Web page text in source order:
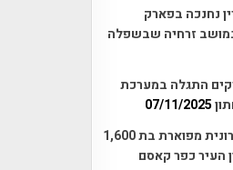
נחנכה בפארק
זרחיה שבשפלה
התגלה במערכת
07/11/2025
שרידי אחוזה שומרונית מפוארת בת 1,600
העיר כפר קאסם